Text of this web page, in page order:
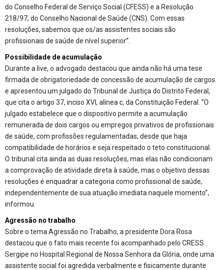
do Conselho Federal de Serviço Social (CFESS) e a Resolução
218/97, do Conselho Nacional de Saúde (CNS). Com essas
resoluções, sabemos que os/as assistentes sociais são
profissionais de saúde de nível superior”.
Possibilidade de acumulação
Durante a live, o advogado destacou que ainda não há uma tese
firmada de obrigatoriedade de concessão de acumulação de cargos
e apresentou um julgado do Tribunal de Justiça do Distrito Federal,
que cita o artigo 37, inciso XVI, alínea c, da Constituição Federal. “O
julgado estabelece que o dispositivo permite a acumulação
remunerada de dois cargos ou empregos privativos de profissionais
de saúde, com profissões regulamentadas, desde que haja
compatibilidade de horários e seja respeitado o teto constitucional.
O tribunal cita ainda as duas resoluções, mas elas não condicionam
a comprovação de atividade direta à saúde, mas o objetivo dessas
resoluções é enquadrar a categoria como profissional de saúde,
independentemente de sua atuação imediata naquele momento”,
informou.
Agressão no trabalho
Sobre o tema Agressão no Trabalho, a presidente Dora Rosa
destacou que o fato mais recente foi acompanhado pelo CRESS
Sergipe no Hospital Regional de Nossa Senhora da Glória, onde uma
assistente social foi agredida verbalmente e fisicamente durante